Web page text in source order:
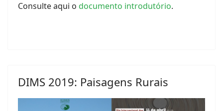
Consulte aqui o documento introdutório.
DIMS 2019: Paisagens Rurais